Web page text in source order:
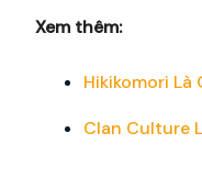
Xem thêm:
Hikikomori Là
Clan Culture